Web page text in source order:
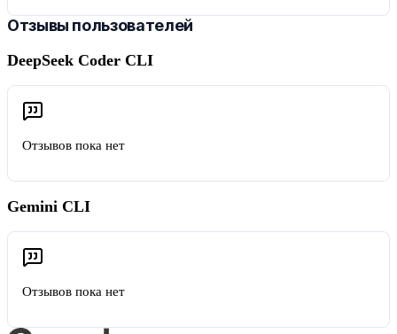
Отзывы пользователей
DeepSeek Coder CLI
Отзывов пока нет
Gemini CLI
Отзывов пока нет